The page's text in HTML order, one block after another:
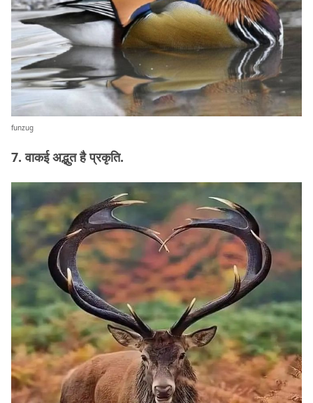
funzug
7. वाकई अद्भुत है प्रकृति.